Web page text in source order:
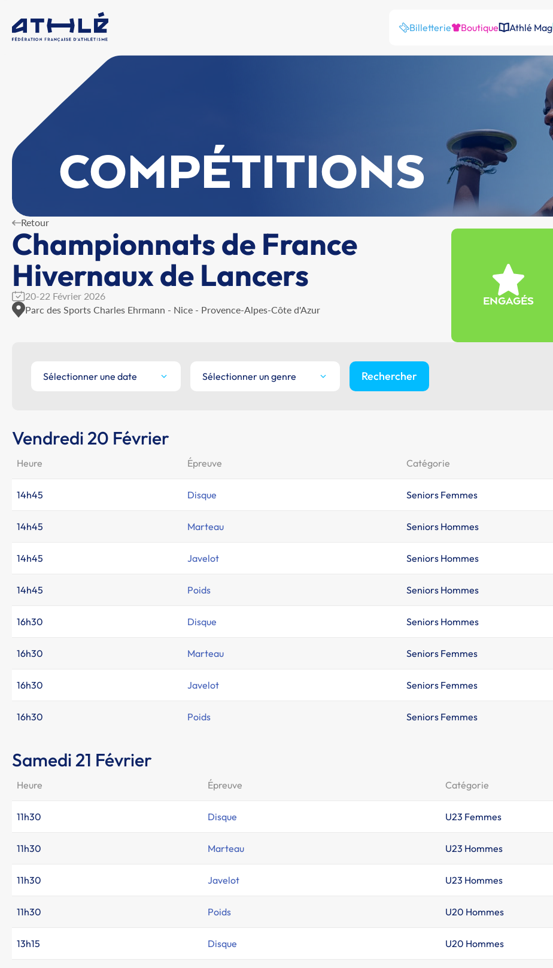
Billetterie Boutique Athlé Mag
COMPÉTITIONS
Retour
Championnats de France
Hivernaux de Lancers
20-22 Février 2026
Parc des Sports Charles Ehrmann - Nice - Provence-Alpes-Côte d'Azur
ENGAGÉS
Sélectionner une date Sélectionner un genre Rechercher
Vendredi 20 Février
Heure Épreuve Catégorie
14h45 Disque Seniors Femmes
14h45 Marteau Seniors Hommes
14h45 Javelot Seniors Hommes
14h45 Poids Seniors Hommes
16h30 Disque Seniors Hommes
16h30 Marteau Seniors Femmes
16h30 Javelot Seniors Femmes
16h30 Poids Seniors Femmes
Samedi 21 Février
Heure Épreuve Catégorie
11h30 Disque U23 Femmes
11h30 Marteau U23 Hommes
11h30 Javelot U23 Hommes
11h30 Poids U20 Hommes
13h15 Disque U20 Hommes